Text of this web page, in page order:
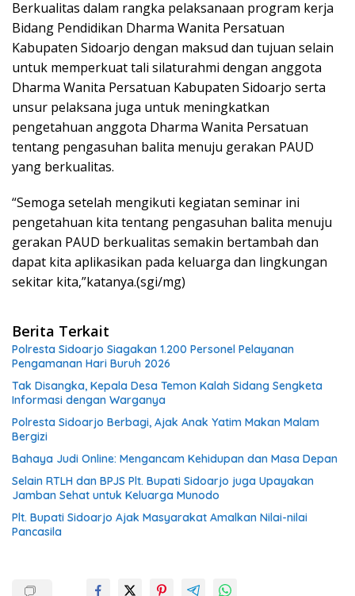
Berkualitas dalam rangka pelaksanaan program kerja
Bidang Pendidikan Dharma Wanita Persatuan
Kabupaten Sidoarjo dengan maksud dan tujuan selain
untuk memperkuat tali silaturahmi dengan anggota
Dharma Wanita Persatuan Kabupaten Sidoarjo serta
unsur pelaksana juga untuk meningkatkan
pengetahuan anggota Dharma Wanita Persatuan
tentang pengasuhan balita menuju gerakan PAUD
yang berkualitas.
“Semoga setelah mengikuti kegiatan seminar ini
pengetahuan kita tentang pengasuhan balita menuju
gerakan PAUD berkualitas semakin bertambah dan
dapat kita aplikasikan pada keluarga dan lingkungan
sekitar kita,”katanya.(sgi/mg)
Berita Terkait
Polresta Sidoarjo Siagakan 1.200 Personel Pelayanan
Pengamanan Hari Buruh 2026
Tak Disangka, Kepala Desa Temon Kalah Sidang Sengketa
Informasi dengan Warganya
Polresta Sidoarjo Berbagi, Ajak Anak Yatim Makan Malam
Bergizi
Bahaya Judi Online: Mengancam Kehidupan dan Masa Depan
Selain RTLH dan BPJS Plt. Bupati Sidoarjo juga Upayakan
Jamban Sehat untuk Keluarga Munodo
Plt. Bupati Sidoarjo Ajak Masyarakat Amalkan Nilai-nilai
Pancasila